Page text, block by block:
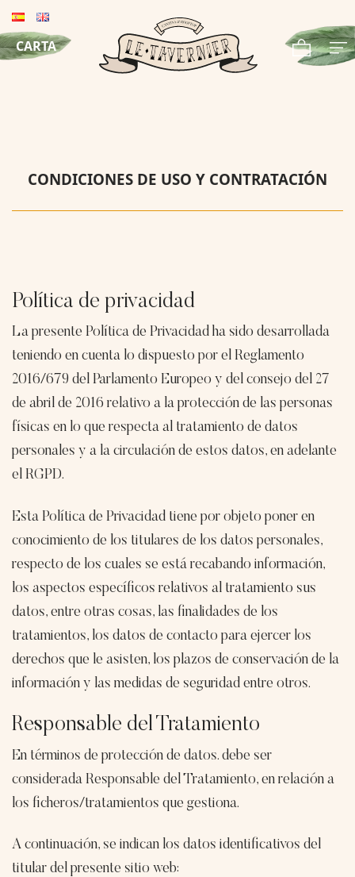
CARTA
CONDICIONES DE USO Y CONTRATACIÓN
Política de privacidad
La presente Política de Privacidad ha sido desarrollada
teniendo en cuenta lo dispuesto por el Reglamento
2016/679 del Parlamento Europeo y del consejo del 27
de abril de 2016 relativo a la protección de las personas
físicas en lo que respecta al tratamiento de datos
personales y a la circulación de estos datos, en adelante
el RGPD.
Esta Política de Privacidad tiene por objeto poner en
conocimiento de los titulares de los datos personales,
respecto de los cuales se está recabando información,
los aspectos específicos relativos al tratamiento sus
datos, entre otras cosas, las finalidades de los
tratamientos, los datos de contacto para ejercer los
derechos que le asisten, los plazos de conservación de la
información y las medidas de seguridad entre otros.
Responsable del Tratamiento
En términos de protección de datos. debe ser
considerada Responsable del Tratamiento, en relación a
los ficheros/tratamientos que gestiona.
A continuación, se indican los datos identificativos del
titular del presente sitio web: